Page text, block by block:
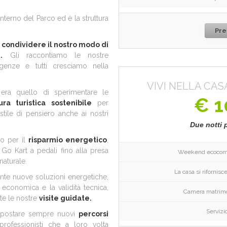
del Parco ed è la struttura
condividere il nostro modo di
Gli raccontiamo le nostre
e tutti cresciamo nella
quello di sperimentare le
turistica sostenibile per
di pensiero anche ai nostri
per il risparmio energetico
Kart a pedali fino alla presa
nuove soluzioni energetiche,
e la validità tecnica,
le nostre visite guidate.
sempre nuovi percorsi
che a loro volta
VIVI NELLA
€
Due notti
Weekend
La casa si
Camera